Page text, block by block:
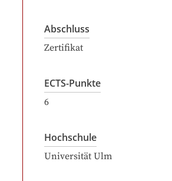
Abschluss
Zertifikat
ECTS-Punkte
6
Hochschule
Universität Ulm